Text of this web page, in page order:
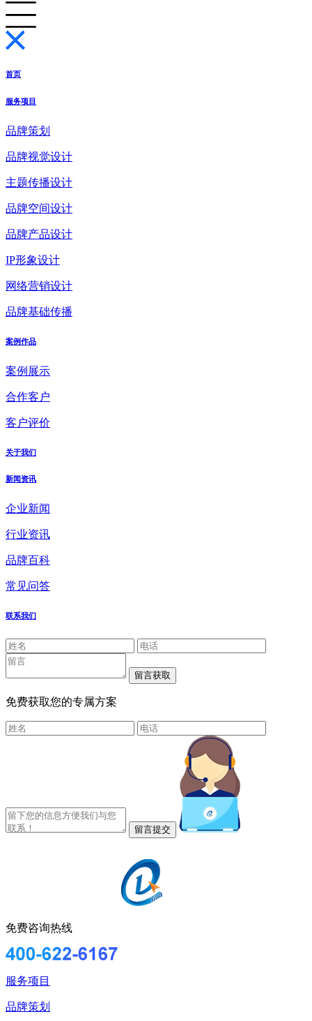
首页
服务项目
品牌策划
品牌视觉设计
主题传播设计
品牌空间设计
品牌产品设计
IP形象设计
网络营销设计
品牌基础传播
案例作品
案例展示
合作客户
客户评价
关于我们
新闻资讯
企业新闻
行业资讯
品牌百科
常见问答
联系我们
免费获取您的专属方案
免费咨询热线
服务项目
品牌策划